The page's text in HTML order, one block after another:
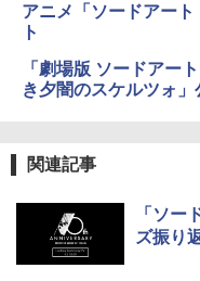
アニメ「ソードアー
ト
「劇場版 ソードアー
き夕闇のスケルツォ」
関連記事
「ソー
ズ振り